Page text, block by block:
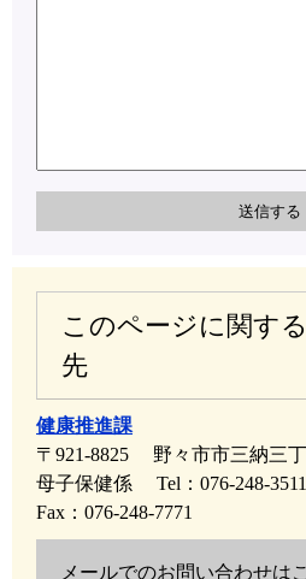
このページに関す
先
健康推進課
〒921-8825
野々市市三納三
母子保健係
Tel：076-248-3511
Fax：076-248-7771
メールでのお問い合わせは